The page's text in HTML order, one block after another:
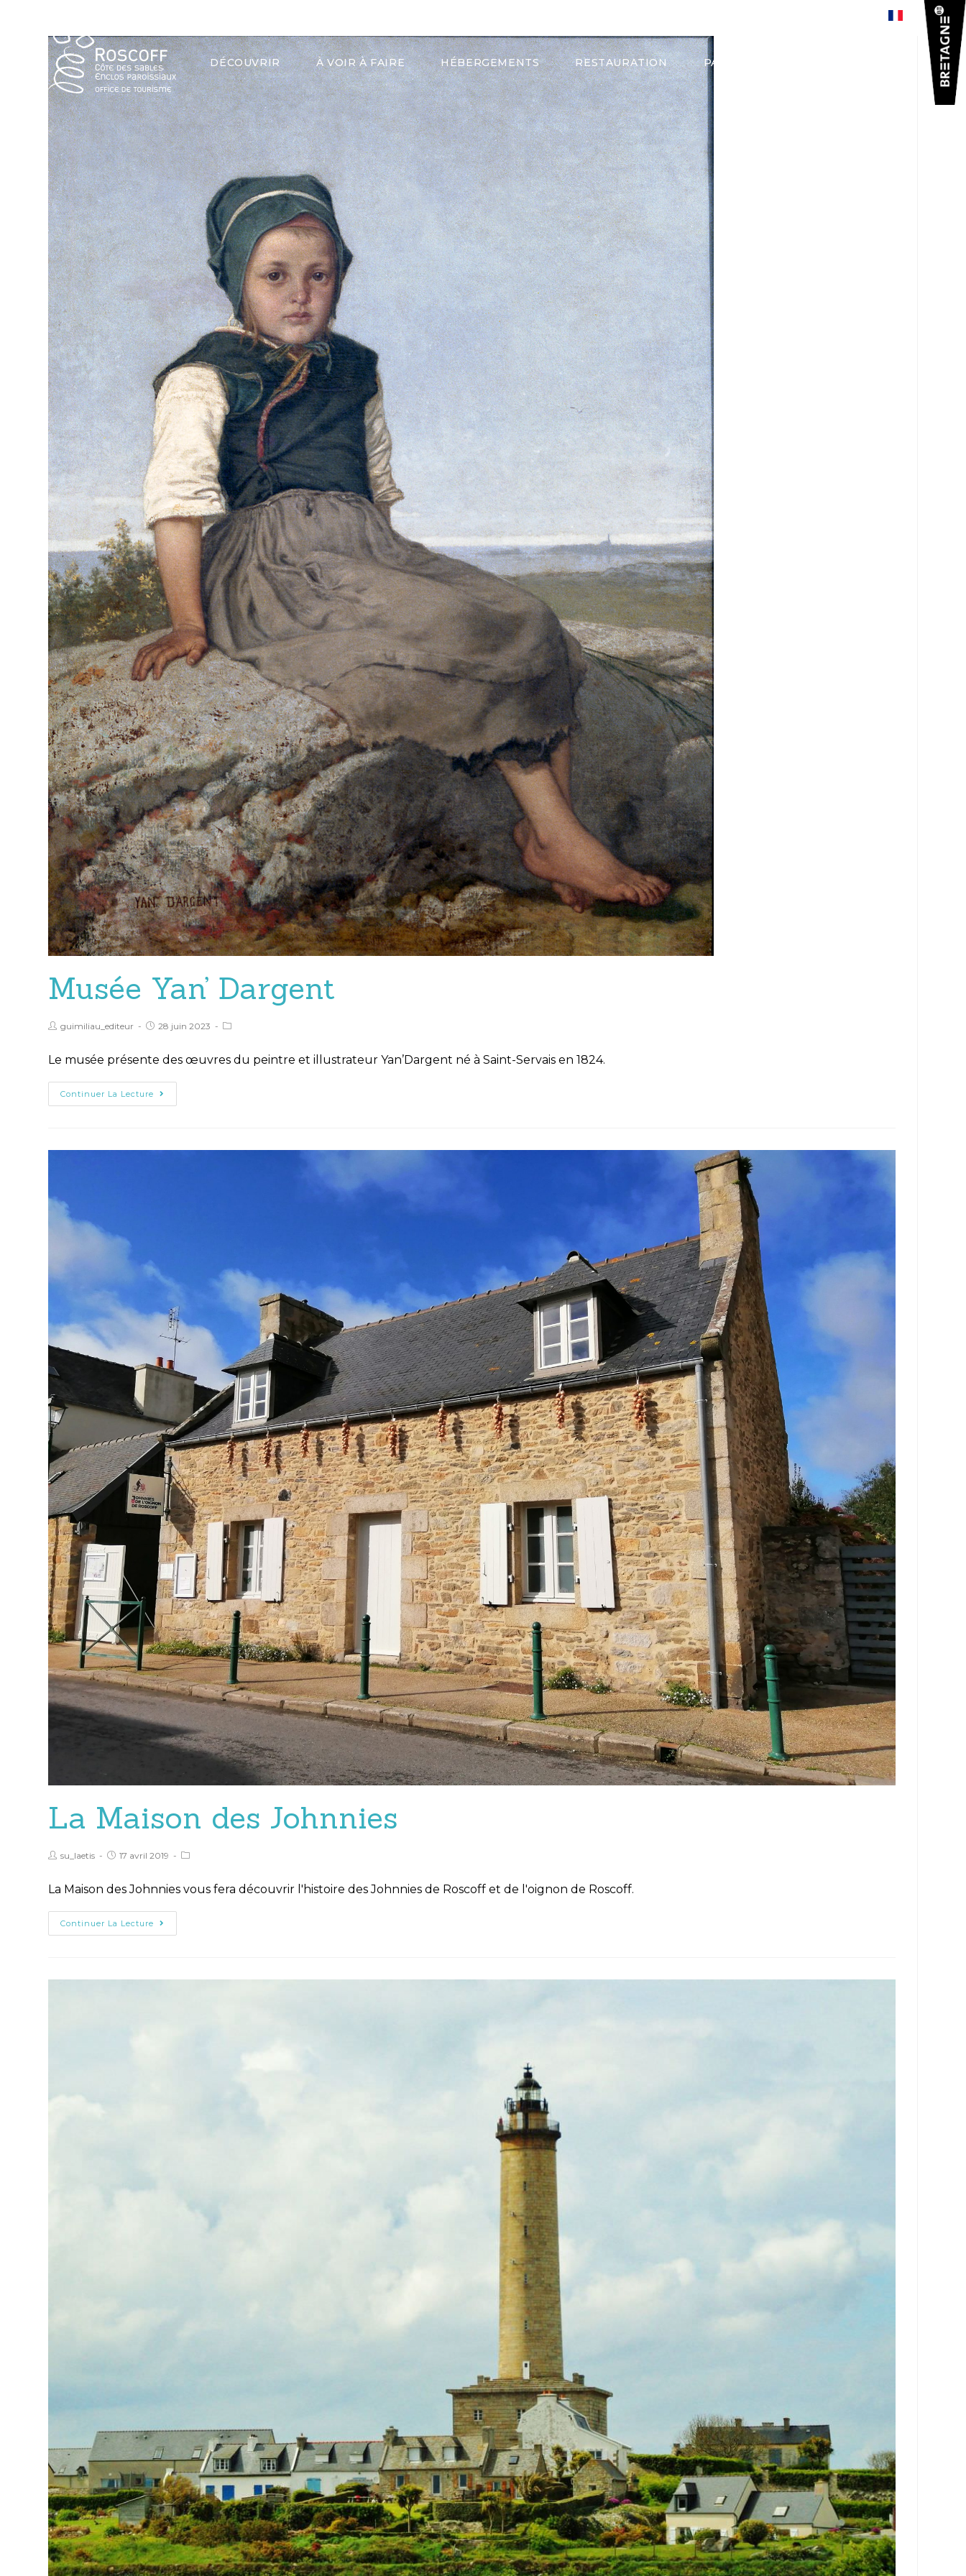
DÉCOUVRIR À VOIR À FAIRE HÉBERGEMENTS RESTAURATION PATRIMOINE
Musée Yan’ Dargent
guimiliau_editeur 28 juin 2023
Le musée présente des œuvres du peintre et illustrateur Yan’Dargent né à Saint-Servais en 1824.
Continuer La Lecture
La Maison des Johnnies
su_laetis 17 avril 2019
La Maison des Johnnies vous fera découvrir l'histoire des Johnnies de Roscoff et de l'oignon de Roscoff.
Continuer La Lecture